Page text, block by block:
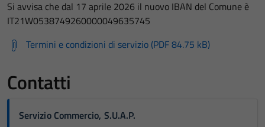
Si avvisa che dal 17 aprile 2026 il nuovo IBAN del Comune è
IT21W0538749260000049635745
Termini e condizioni di servizio (PDF 84.75 kB)
Contatti
Servizio Commercio, S.U.A.P.